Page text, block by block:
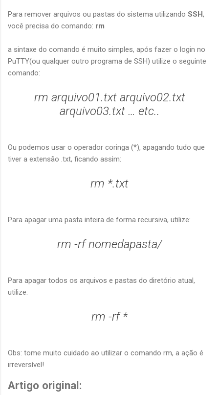
Para remover arquivos ou pastas do sistema utilizando SSH,
você precisa do comando: rm
a sintaxe do comando é muito simples, após fazer o login no
PuTTY(ou qualquer outro programa de SSH) utilize o seguinte
comando:
rm arquivo01.txt arquivo02.txt
arquivo03.txt … etc..
Ou podemos usar o operador coringa (*), apagando tudo que
tiver a extensão .txt, ficando assim:
rm *.txt
Para apagar uma pasta inteira de forma recursiva, utilize:
rm -rf nomedapasta/
Para apagar todos os arquivos e pastas do diretório atual,
utilize:
rm -rf *
Obs: tome muito cuidado ao utilizar o comando rm, a ação é
irreversível!
Artigo original: